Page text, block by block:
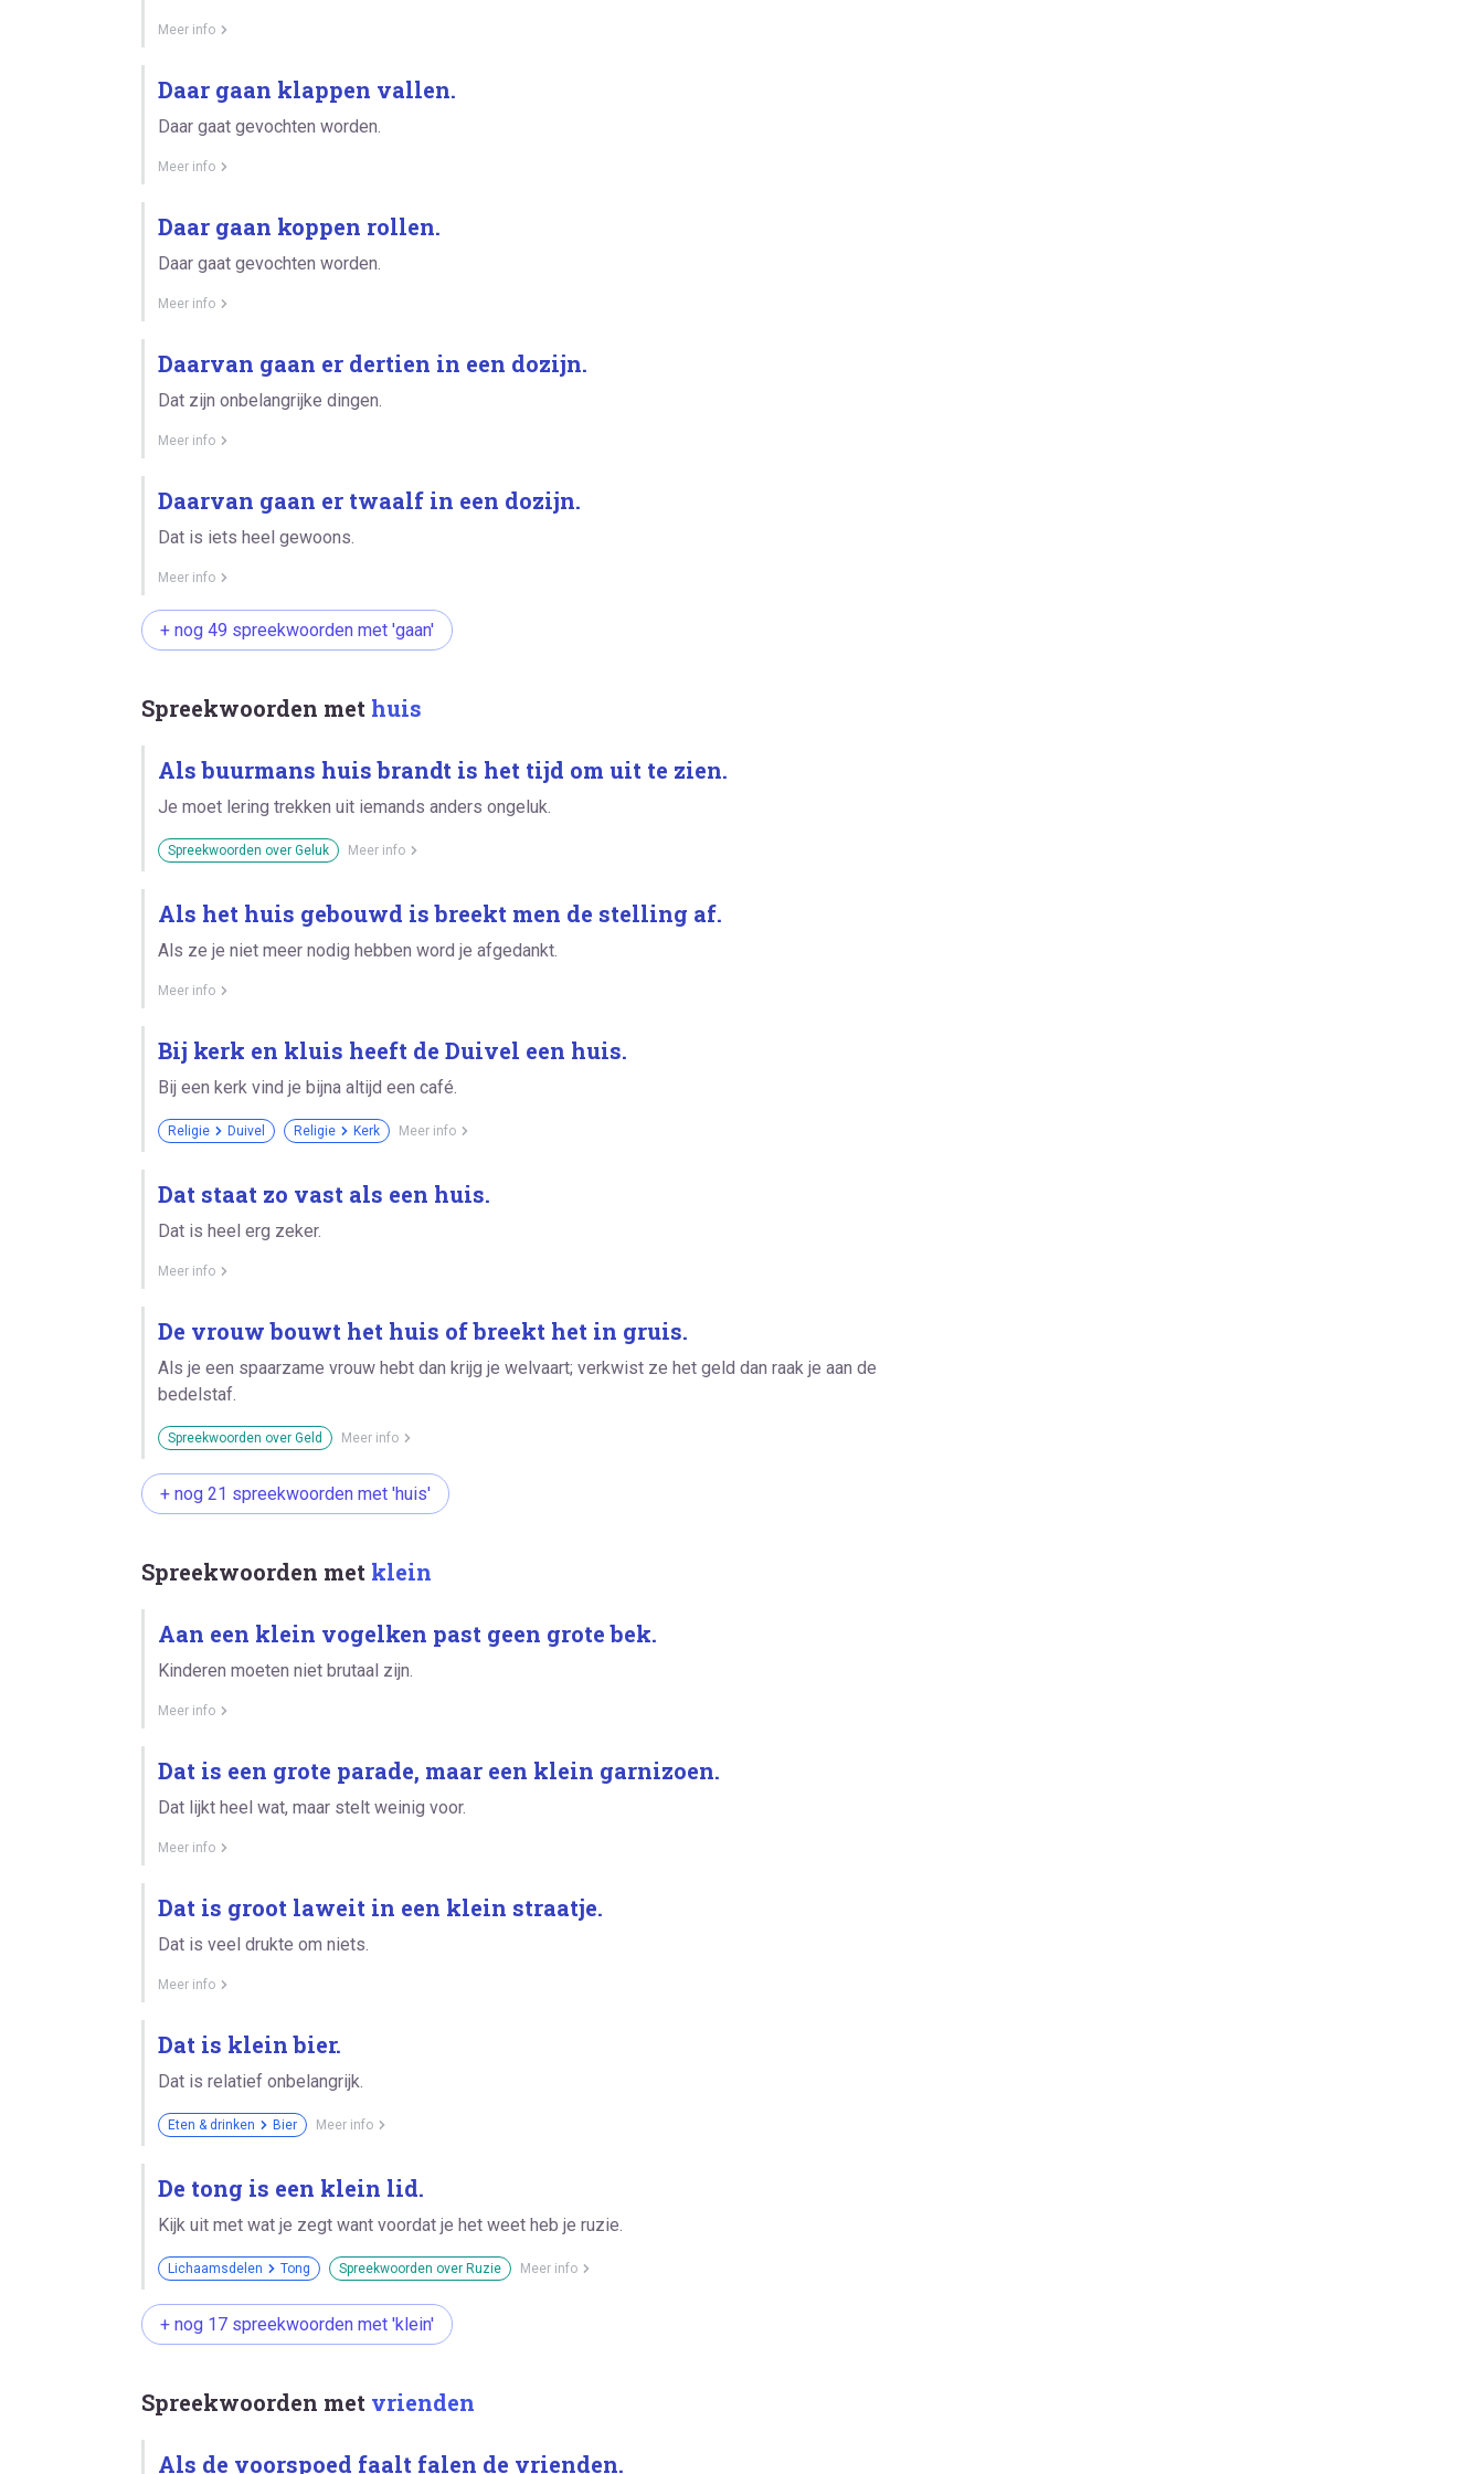
Meer info
Daar gaan klappen vallen.
Daar gaat gevochten worden.
Meer info
Daar gaan koppen rollen.
Daar gaat gevochten worden.
Meer info
Daarvan gaan er dertien in een dozijn.
Dat zijn onbelangrijke dingen.
Meer info
Daarvan gaan er twaalf in een dozijn.
Dat is iets heel gewoons.
Meer info
+ nog 49 spreekwoorden met 'gaan'
Spreekwoorden met huis
Als buurmans huis brandt is het tijd om uit te zien.
Je moet lering trekken uit iemands anders ongeluk.
Spreekwoorden over Geluk Meer info
Als het huis gebouwd is breekt men de stelling af.
Als ze je niet meer nodig hebben word je afgedankt.
Meer info
Bij kerk en kluis heeft de Duivel een huis.
Bij een kerk vind je bijna altijd een café.
Religie Duivel Religie Kerk Meer info
Dat staat zo vast als een huis.
Dat is heel erg zeker.
Meer info
De vrouw bouwt het huis of breekt het in gruis.
Als je een spaarzame vrouw hebt dan krijg je welvaart; verkwist ze het geld dan raak je aan de
bedelstaf.
Spreekwoorden over Geld Meer info
+ nog 21 spreekwoorden met 'huis'
Spreekwoorden met klein
Aan een klein vogelken past geen grote bek.
Kinderen moeten niet brutaal zijn.
Meer info
Dat is een grote parade, maar een klein garnizoen.
Dat lijkt heel wat, maar stelt weinig voor.
Meer info
Dat is groot laweit in een klein straatje.
Dat is veel drukte om niets.
Meer info
Dat is klein bier.
Dat is relatief onbelangrijk.
Eten & drinken Bier Meer info
De tong is een klein lid.
Kijk uit met wat je zegt want voordat je het weet heb je ruzie.
Lichaamsdelen Tong Spreekwoorden over Ruzie Meer info
+ nog 17 spreekwoorden met 'klein'
Spreekwoorden met vrienden
Als de voorspoed faalt falen de vrienden.